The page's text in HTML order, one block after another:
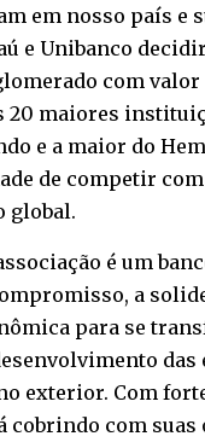
em nosso país e
e Unibanco
com valor
20 maiores
e a maior do
de competir
global.
é um
a
para se
das
exterior. Com
com suas